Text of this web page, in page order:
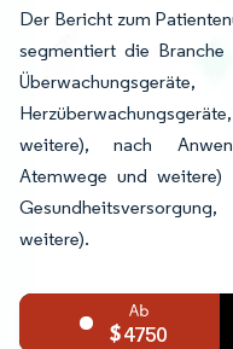
Der Bericht zum
segmentiert die
weitere), nach
Atemwege und weitere)
weitere).
4750